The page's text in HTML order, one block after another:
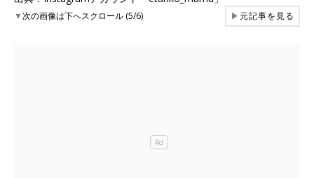
▼次の画像は下へスクロール (5/6) ▶元記事を見る